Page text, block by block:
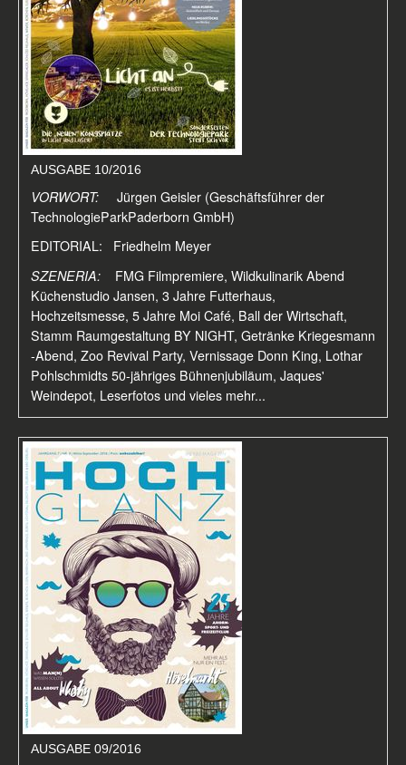
AUSGABE 10/2016
VORWORT:
Jürgen Geisler (Geschäftsführer der
TechnologieParkPaderborn GmbH)
EDITORIAL: Friedhelm Meyer
SZENERIA: FMG Filmpremiere, Wildkulinarik Abend
Küchenstudio Jansen, 3 Jahre Futterhaus,
Hochzeitsmesse, 5 Jahre Moi Café, Ball der Wirtschaft,
Stamm Raumgestaltung BY NIGHT, Getränke Kriegesmann
-Abend, Zoo Revival Party, Vernissage Donn King, Lothar
Pohlschmidts 50-jähriges Bühnenjubiläum, Jaques'
Weindepot, Leserfotos und vieles mehr...
AUSGABE 09/2016